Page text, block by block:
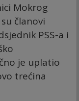
Mokrog
članovi
PSS-a i
je uplatio
trećina